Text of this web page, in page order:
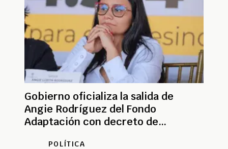
Gobierno oficializa la salida de
Angie Rodríguez del Fondo
Adaptación con decreto de
POLÍTICA